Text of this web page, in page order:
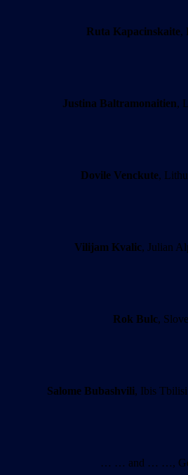
Ruta Kapacinskaite,
Justina Baltramonaitien,
Dovile Venckute,
Vilijam Kvalic, Julian
Rok Bulc,
Salome Bubashvili, Ibis
… … and … …,